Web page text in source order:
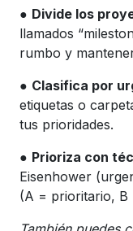
● Divide los
llamados
rumbo y
● Clasifica por
etiquetas o
tus prioridades.
● Prioriza con
Eisenhower
(A = prioritario, B